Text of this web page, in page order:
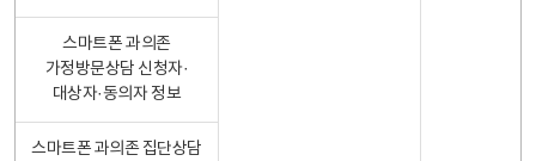
스마트폰 과의존
가정방문상담 신청자·
대상자·동의자 정보
스마트폰 과의존 집단상담